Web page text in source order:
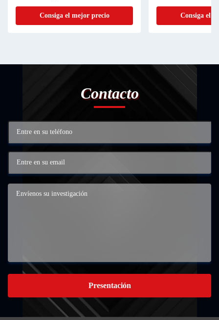
Consiga el mejor precio Consiga el
Contacto
Presentación